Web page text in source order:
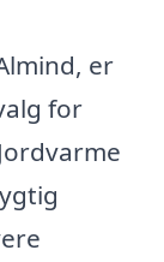
er
for